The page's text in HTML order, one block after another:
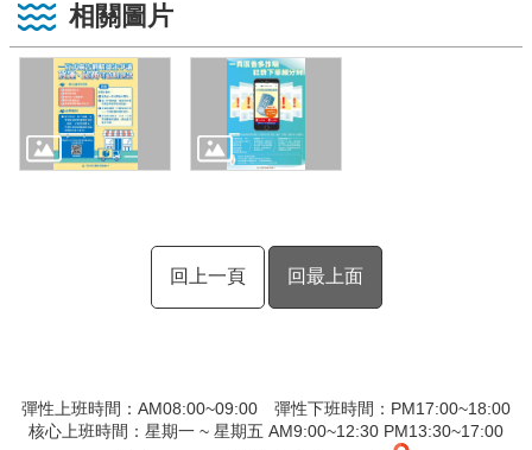
相關圖片
回上一頁 回最上面
彈性上班時間：AM08:00~09:00 彈性下班時間：PM17:00~18:00
核心上班時間：星期一 ~ 星期五 AM9:00~12:30 PM13:30~17:00